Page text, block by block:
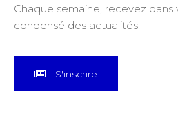
Chaque semaine, recevez
condensé des actualités.
S'inscrire